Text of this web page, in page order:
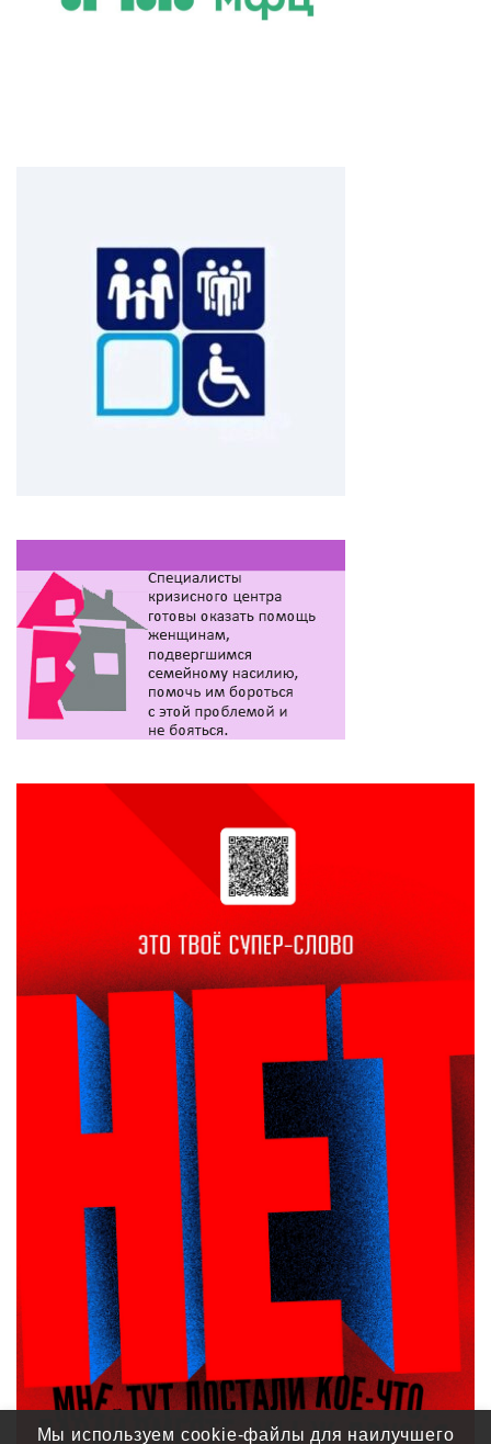
Мы используем cookie-файлы для наилучшего